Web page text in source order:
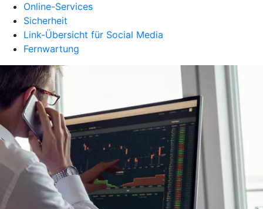
Online-Services
Sicherheit
Link-Übersicht für Social Media
Fernwartung